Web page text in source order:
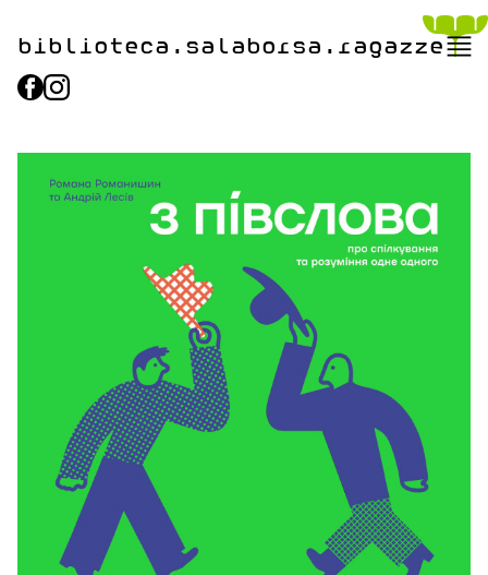
biblioteca.​salaborsa.ragazze